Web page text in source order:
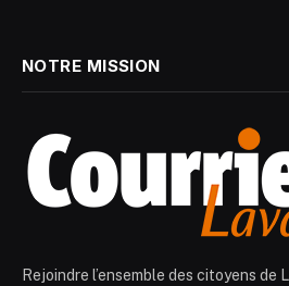
NOTRE MISSION
Rejoindre l’ensemble des citoyens de